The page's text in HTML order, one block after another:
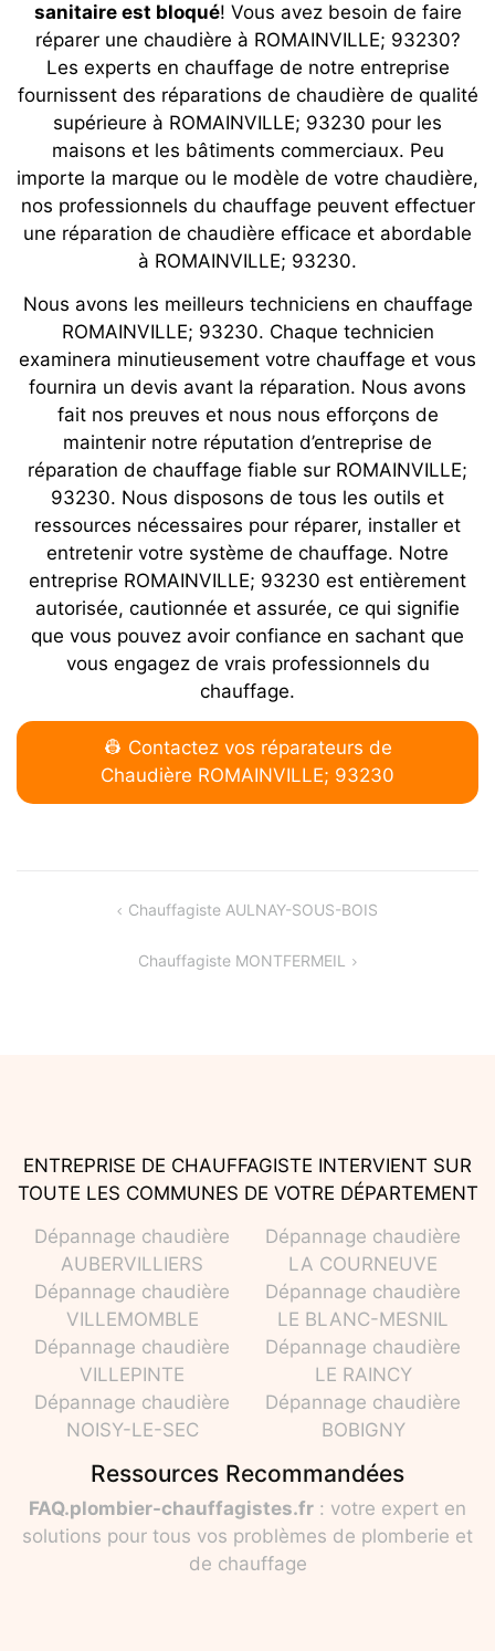
sanitaire est bloqué! Vous avez besoin de faire
réparer une chaudière à ROMAINVILLE; 93230?
Les experts en chauffage de notre entreprise
fournissent des réparations de chaudière de qualité
supérieure à ROMAINVILLE; 93230 pour les
maisons et les bâtiments commerciaux. Peu
importe la marque ou le modèle de votre chaudière,
nos professionnels du chauffage peuvent effectuer
une réparation de chaudière efficace et abordable
à ROMAINVILLE; 93230.
Nous avons les meilleurs techniciens en chauffage
ROMAINVILLE; 93230. Chaque technicien
examinera minutieusement votre chauffage et vous
fournira un devis avant la réparation. Nous avons
fait nos preuves et nous nous efforçons de
maintenir notre réputation d’entreprise de
réparation de chauffage fiable sur ROMAINVILLE;
93230. Nous disposons de tous les outils et
ressources nécessaires pour réparer, installer et
entretenir votre système de chauffage. Notre
entreprise ROMAINVILLE; 93230 est entièrement
autorisée, cautionnée et assurée, ce qui signifie
que vous pouvez avoir confiance en sachant que
vous engagez de vrais professionnels du
chauffage.
👷 Contactez vos réparateurs de
Chaudière ROMAINVILLE; 93230
NavigationChauffagiste AULNAY-SOUS-BOIS
Chauffagiste MONTFERMEIL
ENTREPRISE DE CHAUFFAGISTE INTERVIENT SUR
TOUTE LES COMMUNES DE VOTRE DÉPARTEMENT
Dépannage chaudière
AUBERVILLIERS
Dépannage chaudière
LA COURNEUVE
Dépannage chaudière
VILLEMOMBLE
Dépannage chaudière
LE BLANC-MESNIL
Dépannage chaudière
VILLEPINTE
Dépannage chaudière
LE RAINCY
Dépannage chaudière
NOISY-LE-SEC
Dépannage chaudière
BOBIGNY
Ressources Recommandées
FAQ.plombier-chauffagistes.fr : votre expert en
solutions pour tous vos problèmes de plomberie et
de chauffage